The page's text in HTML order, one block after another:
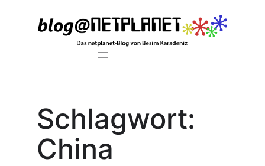
Schlagwort:
China